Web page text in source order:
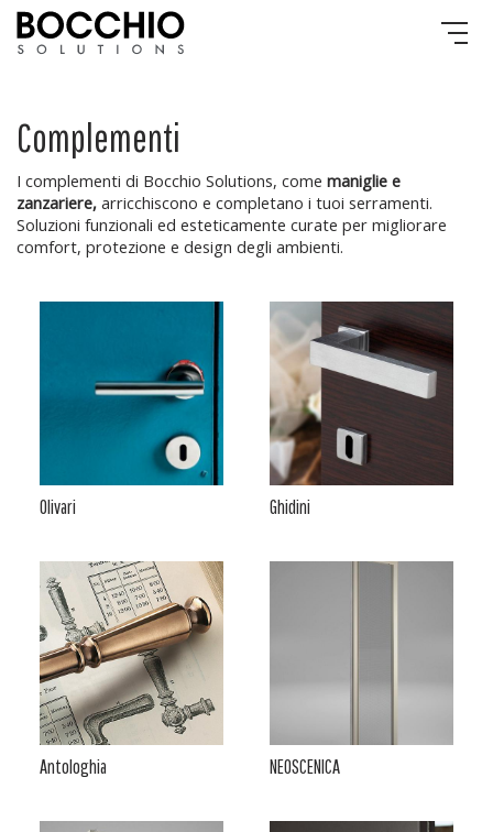
Complementi
I complementi di Bocchio Solutions, come maniglie e
zanzariere, arricchiscono e completano i tuoi serramenti.
Soluzioni funzionali ed esteticamente curate per migliorare
comfort, protezione e design degli ambienti.
Olivari Ghidini
Antologhia NEOSCENICA